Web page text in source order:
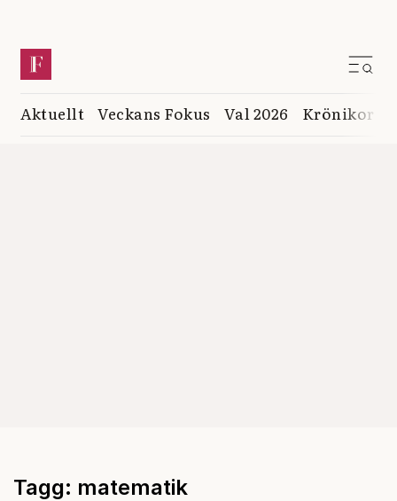
Aktuellt Veckans Fokus Val 2026 Krönikor
Tagg: matematik